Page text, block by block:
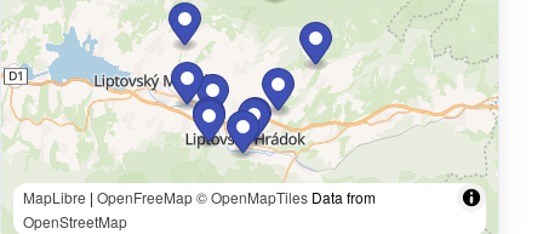
MapLibre | OpenFreeMap© OpenMapTiles Data from
OpenStreetMap